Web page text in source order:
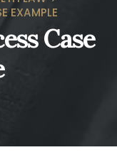
EXAMPLE
Case